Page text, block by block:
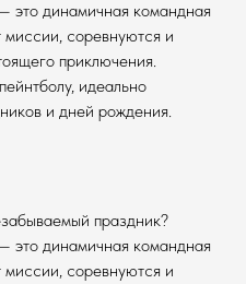
это динамичная командная
миссии, соревнуются и
приключения.
идеально
и дней рождения.
праздник?
это динамичная командная
миссии, соревнуются и